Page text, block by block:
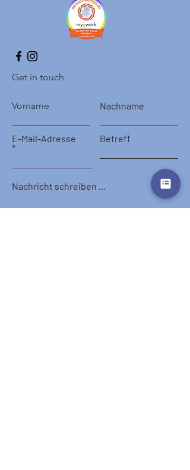
Get in touch
Vorname Nachname
E-Mail-Adresse Betreff
Nachricht schreiben ...